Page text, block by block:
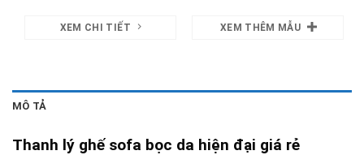
XEM CHI TIẾT XEM THÊM MẪU
MÔ TẢ
Thanh lý ghế sofa bọc da hiện đại giá rẻ